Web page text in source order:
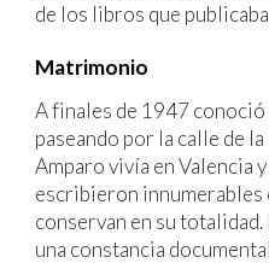
de los libros que
Matrimonio
A finales de 1947
paseando por la calle de
Amparo vivía en Valencia
escribieron innumerables
conservan en su
una constancia